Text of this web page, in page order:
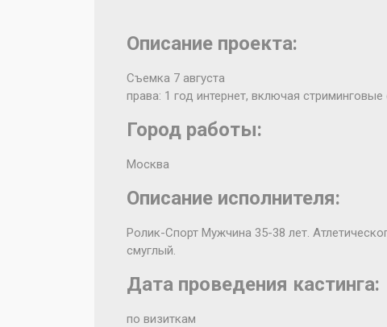
Описание проекта:
Съемка 7 августа
права: 1 год интернет, включая
Город работы:
Москва
Описание исполнителя:
Ролик-Спорт Мужчина 35-38 лет.
смуглый.
Дата проведения кастинга:
по визиткам